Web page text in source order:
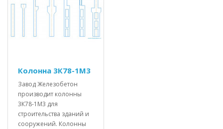
Колонна 3К78-1М3
Завод Железобетон
производит колонны
3К78-1М3 для
строительства зданий и
сооружений. Колонны